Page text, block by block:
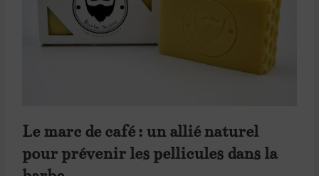
Le marc de café : un allié naturel
pour prévenir les pellicules dans la